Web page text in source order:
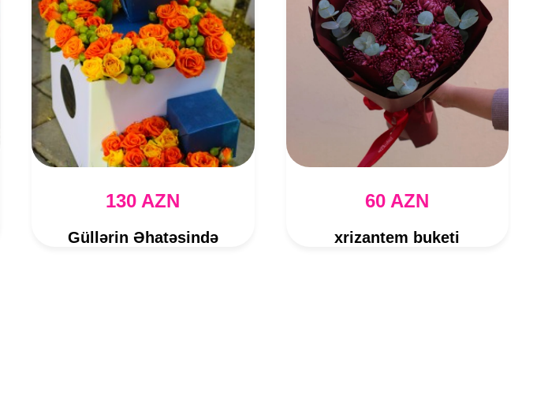
130 AZN
Güllərin Əhatəsində
60 AZN
xrizantem buketi